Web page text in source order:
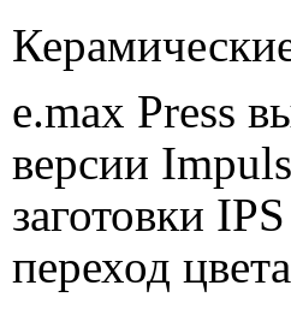
e.max Press
версии
заготовки
переход